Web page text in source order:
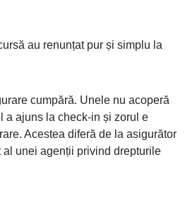
au renunțat pur și simplu la
cumpără. Unele nu acoperă
a ajuns la check-in și zorul e
Acestea diferă de la asigurător
al unei agenții privind drepturile